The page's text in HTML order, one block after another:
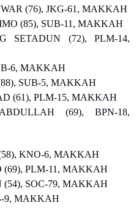
(76), JKG-61, MAKKAH
(85), SUB-11, MAKKAH
SETADUN (72), PLM-14,
6, MAKKAH
SUB-5, MAKKAH
(61), PLM-15, MAKKAH
(69), BPN-18,
KNO-6, MAKKAH
(69), PLM-11, MAKKAH
SOC-79, MAKKAH
9, MAKKAH